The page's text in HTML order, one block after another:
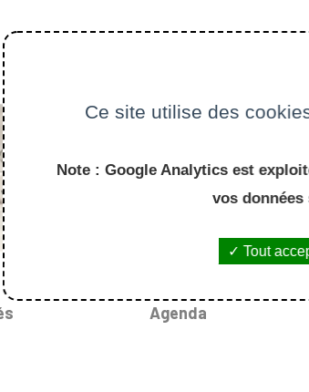
Agenda
Ce site utilise des
Note : Google Analytics est
vos données
Tout